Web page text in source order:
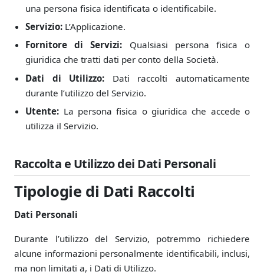
una persona fisica identificata o identificabile.
Servizio: L’Applicazione.
Fornitore di Servizi: Qualsiasi persona fisica o
giuridica che tratti dati per conto della Società.
Dati di Utilizzo: Dati raccolti automaticamente
durante l’utilizzo del Servizio.
Utente: La persona fisica o giuridica che accede o
utilizza il Servizio.
Raccolta e Utilizzo dei Dati Personali
Tipologie di Dati Raccolti
Dati Personali
Durante l’utilizzo del Servizio, potremmo richiedere
alcune informazioni personalmente identificabili, inclusi,
ma non limitati a, i Dati di Utilizzo.